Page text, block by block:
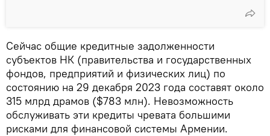
Сейчас общие кредитные задолженности
субъектов НК (правительства и государственных
фондов, предприятий и физических лиц) по
состоянию на 29 декабря 2023 года составят около
315 млрд драмов ($783 млн). Невозможность
обслуживать эти кредиты чревата большими
рисками для финансовой системы Армении.